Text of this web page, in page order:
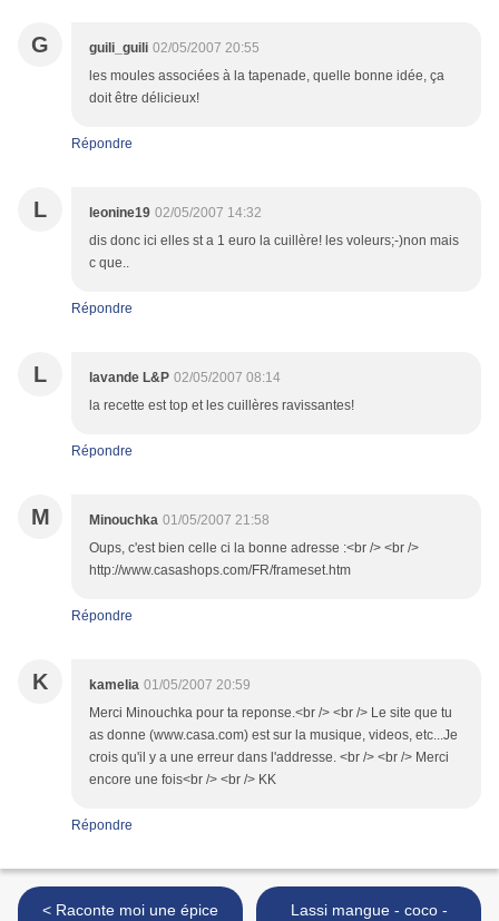
G guili_guili 02/05/2007 20:55
les moules associées à la tapenade, quelle bonne idée, ça
doit être délicieux!
Répondre
L leonine19 02/05/2007 14:32
dis donc ici elles st a 1 euro la cuillère! les voleurs;-)non mais
c que..
Répondre
L lavande L&P 02/05/2007 08:14
la recette est top et les cuillères ravissantes!
Répondre
M Minouchka 01/05/2007 21:58
Oups, c'est bien celle ci la bonne adresse :<br /> <br />
http://www.casashops.com/FR/frameset.htm
Répondre
K kamelia 01/05/2007 20:59
Merci Minouchka pour ta reponse.<br /> <br /> Le site que tu
as donne (www.casa.com) est sur la musique, videos, etc...Je
crois qu'il y a une erreur dans l'addresse. <br /> <br /> Merci
encore une fois<br /> <br /> KK
Répondre
< Raconte moi une épice
Lassi mangue - coco -